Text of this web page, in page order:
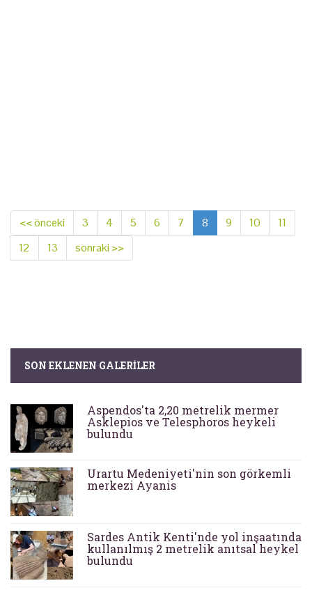
<< önceki 3 4 5 6 7 8 9 10
11
12
13 sonraki >>
SON EKLENEN GALERILER
Aspendos'ta 2,20 metrelik mermer
Asklepios ve Telesphoros heykeli
bulundu
Urartu Medeniyeti'nin son görkemli
merkezi Ayanis
Sardes Antik Kenti'nde yol inşaatında
kullanılmış 2 metrelik anıtsal heykel
bulundu